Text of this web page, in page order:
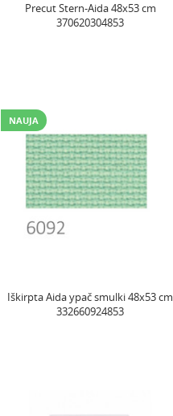
Precut Stern-Aida 48x53 cm
370620304853
NAUJA
Iškirpta Aida ypač smulki 48x53 cm
332660924853